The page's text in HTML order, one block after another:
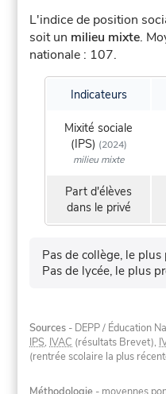
L'indice de position
soit un milieu mixte.
nationale : 107.
Indicateurs
Mixité sociale
(IPS) (2024)
milieu mixte
Part d'élèves
dans le privé
Pas de collège, le plus
Pas de lycée, le plus
Sources - DEPP / Éducation
IPS, IVAC (résultats Brevet),
(rentrée scolaire la plus